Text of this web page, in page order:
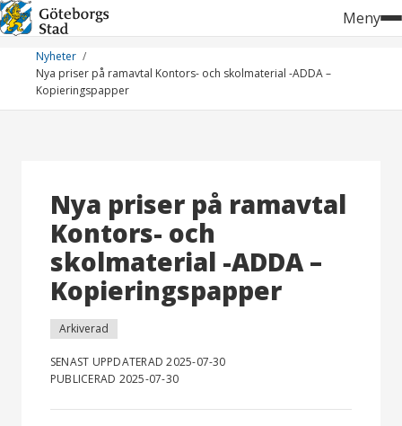
Hoppa
till
innehåll
Meny
Nyheter
Nya priser på ramavtal Kontors- och skolmaterial -ADDA –
Kopieringspapper
Nya priser på ramavtal
Kontors- och
skolmaterial -ADDA –
Kopieringspapper
Arkiverad
SENAST UPPDATERAD 2025-07-30
PUBLICERAD 2025-07-30